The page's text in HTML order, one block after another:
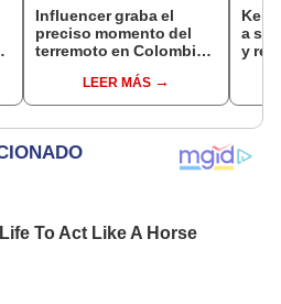
Influencer graba el
preciso momento del
terremoto en Colombia y
desploma el techo del
aeropuerto
LEER MÁS
a
y